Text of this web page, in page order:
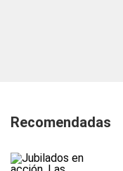
Recomendadas